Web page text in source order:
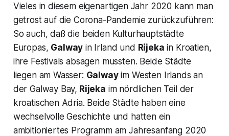
Vieles in diesem eigenartigen Jahr 2020 kann man
getrost auf die Corona-Pandemie zurückzuführen:
So auch, daß die beiden Kulturhauptstädte
Europas, Galway in Irland und Rijeka in Kroatien,
ihre Festivals absagen mussten. Beide Städte
liegen am Wasser: Galwayim Westen Irlands an
der Galway Bay, Rijeka im nördlichen Teil der
kroatischen Adria. Beide Städte haben eine
wechselvolle Geschichte und hatten ein
ambitioniertes Programm am Jahresanfang 2020